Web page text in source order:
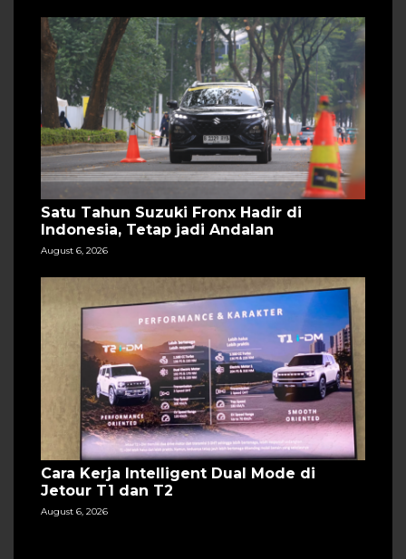
Satu Tahun Suzuki Fronx Hadir di
Indonesia, Tetap jadi Andalan
August 6, 2026
Cara Kerja Intelligent Dual Mode di
Jetour T1 dan T2
August 6, 2026